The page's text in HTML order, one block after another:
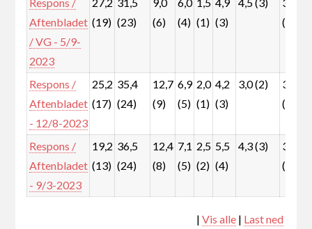
Aftenbladet
/ VG - 5/9-
2023
(19) (23)
(6)
(4) (1) (3)
(2)
Respons /
Aftenbladet
- 12/8-2023
25,2
(17)
35,4
(24)
12,7
(9)
6,9
(5)
2,0
(1)
4,2
(3)
3,0 (2)
3,0
(2)
Respons /
Aftenbladet
- 9/3-2023
19,2
(13)
36,5
(24)
12,4
(8)
7,1
(5)
2,5
(2)
5,5
(4)
4,3 (3)
3,5
(2)
|Vis alle | Last ned